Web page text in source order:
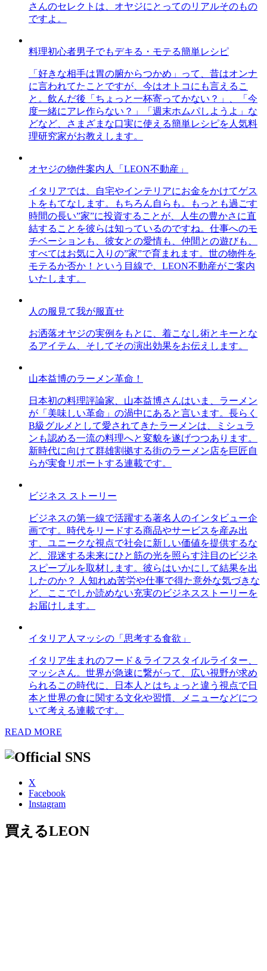
さんのセレクトは、オヤジにとってのリアルそのもの
ですよ。
料理初心者男子でもデキる・モテる簡単レシピ
「好きな相手は胃の腑からつかめ」って、昔はオンナ
に言われてたことですが、今はオトコにも言えるこ
と。飲んだ後「ちょっと一杯寄ってかない？」、「今
度一緒にアレ作らない？」「週末ホムパしようよ」な
どなど、さまざまな口実に使える簡単レシピを人気料
理研究家がお教えします。
オヤジの物件案内人「LEON不動産」
イタリアでは、自宅やインテリアにお金をかけてゲス
トをもてなします。もちろん自らも。もっとも過ごす
時間の長い”家”に投資することが、人生の豊かさに直
結することを彼らは知っているのですね。仕事へのモ
チベーションも、彼女との愛情も、仲間との遊びも、
すべてはお気に入りの”家”で育まれます。世の物件を
モテるか否か！という目線で、LEON不動産がご案内
いたします。
人の服見て我が服直せ
お洒落オヤジの実例をもとに、着こなし術とキーとな
るアイテム、そしてその演出効果をお伝えします。
山本益博のラーメン革命！
日本初の料理評論家、山本益博さんはいま、ラーメン
が「美味しい革命」の渦中にあると言います。長らく
B級グルメとして愛されてきたラーメンは、ミシュラ
ンも認める一流の料理へと変貌を遂げつつあります。
新時代に向けて群雄割拠する街のラーメン店を巨匠自
らが実食リポートする連載です。
ビジネス ストーリー
ビジネスの第一線で活躍する著名人のインタビュー企
画です。時代をリードする商品やサービスを産み出
す、ユニークな視点で社会に新しい価値を提供するな
ど、混迷する未来にひと筋の光を照らす注目のビジネ
スピープルを取材します。彼らはいかにして結果を出
したのか？ 人知れぬ苦労や仕事で得た意外な気づきな
ど、ここでしか読めない充実のビジネスストーリーを
お届けします。
イタリア人マッシの「思考する食欲」
イタリア生まれのフード＆ライフスタイルライター、
マッシさん。世界が急速に繋がって、広い視野が求め
られるこの時代に、日本人とはちょっと違う視点で日
本と世界の食に関する文化や習慣、メニューなどにつ
いて考える連載です。
READ MORE
X
Facebook
Instagram
買えるLEON